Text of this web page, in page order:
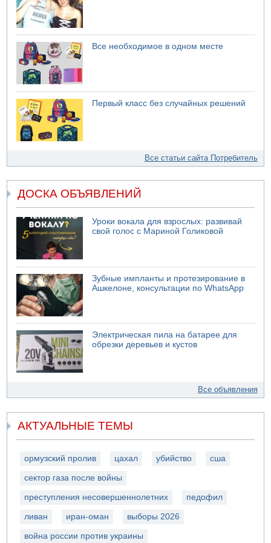
Все необходимое в одном месте
Первый класс без случайных решений
Все статьи сайта Потребитель
ДОСКА ОБЪЯВЛЕНИЙ
Уроки вокала для взрослых: развивай
свой голос с Мариной Голиковой
Зубные импланты и протезирование в
Ашкелоне, консультации по WhatsApp
Электрическая пила на батарее для
обрезки деревьев и кустов
Все объявления
АКТУАЛЬНЫЕ ТЕМЫ
ормузский пролив цахал убийство сша
сектор газа после войны
преступления несовершеннолетних педофил
ливан иран-оман выборы 2026
война россии против украины